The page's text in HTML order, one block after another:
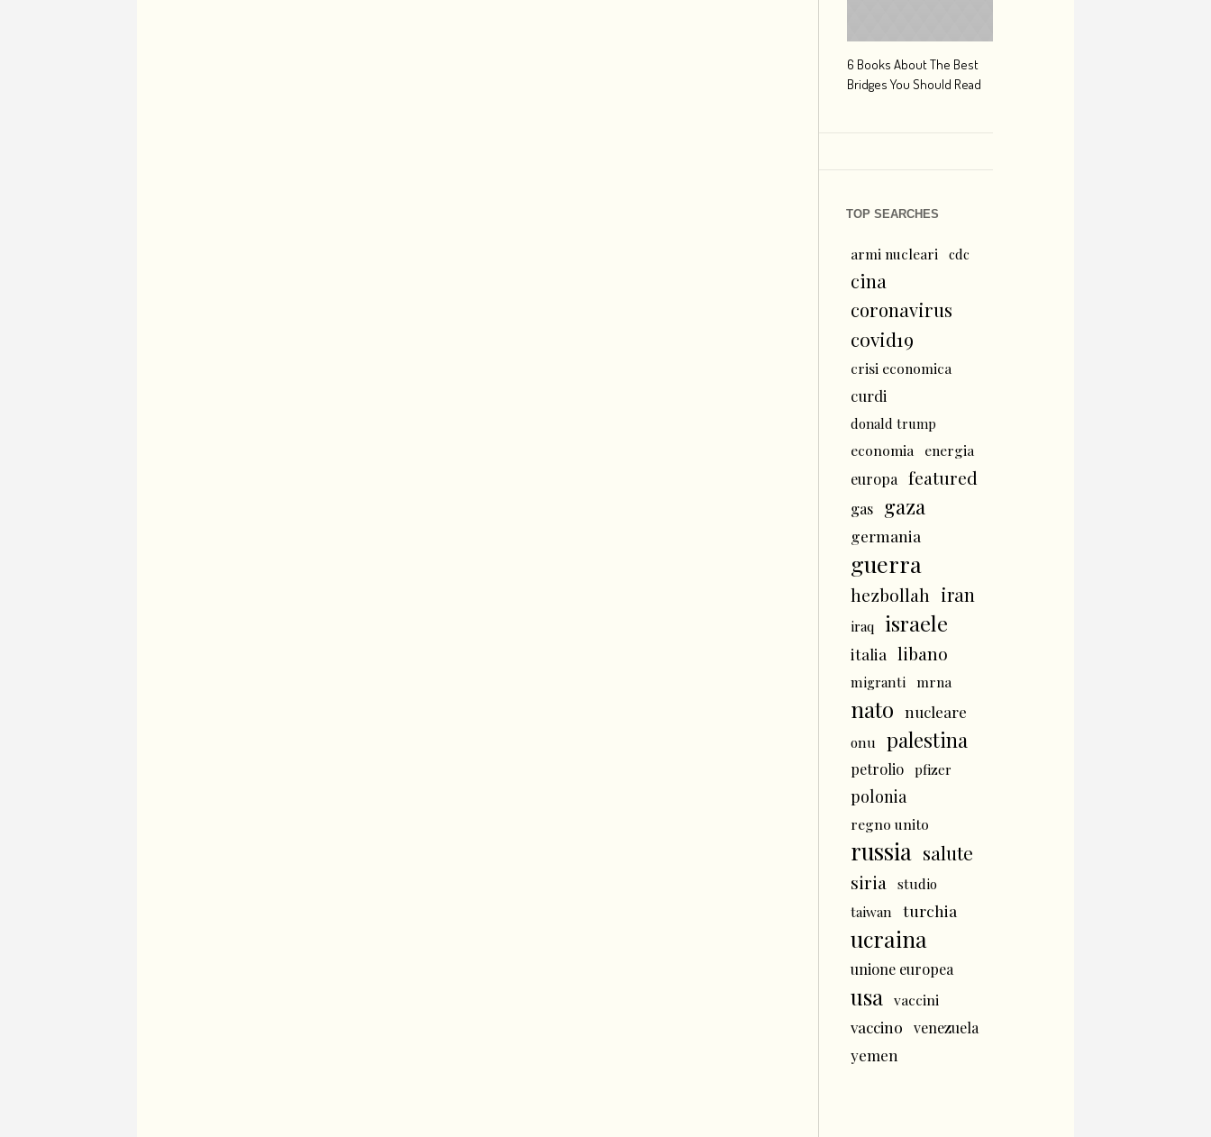
6 Books About The Best
Bridges You Should Read
TOP SEARCHES
armi nucleari cdc
cina
coronavirus
covid19
crisi economica
curdi
donald trump
economia
energia
europa
featured
gas gaza
germania
guerra
hezbollah iran
iraq israele
italia libano
migranti mrna
nato nucleare
onu palestina
petrolio pfizer
polonia
regno unito
russia salute
siria
studio
taiwan
turchia
ucraina
unione europea
usa vaccini
vaccino venezuela
yemen